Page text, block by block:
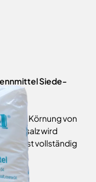
Siede-
einer Körnung von
wird
und ist vollständig